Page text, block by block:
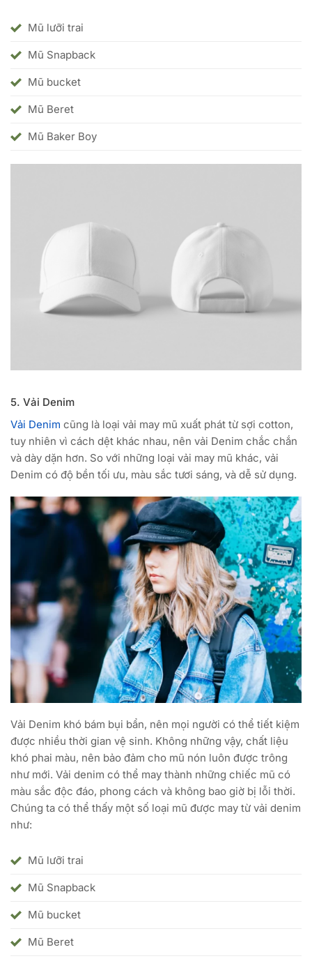
Mũ lưỡi trai
Mũ Snapback
Mũ bucket
Mũ Beret
Mũ Baker Boy
5. Vải Denim
Vải Denim cũng là loại vải may mũ xuất phát từ sợi cotton,
tuy nhiên vì cách dệt khác nhau, nên vải Denim chắc chắn
và dày dặn hơn. So với những loại vải may mũ khác, vải
Denim có độ bền tối ưu, màu sắc tươi sáng, và dễ sử dụng.
Vải Denim khó bám bụi bẩn, nên mọi người có thể tiết kiệm
được nhiều thời gian vệ sinh. Không những vậy, chất liệu
khó phai màu, nên bảo đảm cho mũ nón luôn được trông
như mới. Vải denim có thể may thành những chiếc mũ có
màu sắc độc đáo, phong cách và không bao giờ bị lỗi thời.
Chúng ta có thể thấy một số loại mũ được may từ vải denim
như:
Mũ lưỡi trai
Mũ Snapback
Mũ bucket
Mũ Beret